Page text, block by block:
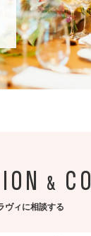
&
ヴィに相談する